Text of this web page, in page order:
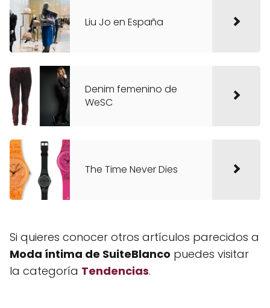
Liu Jo en España
Denim femenino de
WeSC
The Time Never Dies
Si quieres conocer otros artículos parecidos a
Moda íntima de SuiteBlanco puedes visitar
la categoría Tendencias.